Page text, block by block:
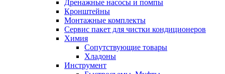
Дренажные насосы и помпы
Кронштейны
Монтажные комплекты
Сервис пакет для чистки кондиционеров
Химия
Сопутствующие товары
Хладоны
Инструмент